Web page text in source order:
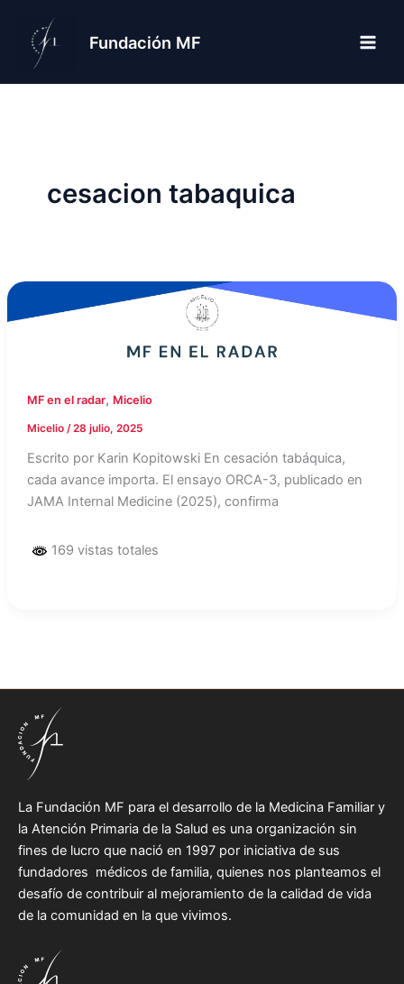
contenido
Fundación MF
cesacion tabaquica
MF en el radar, Micelio
Micelio /28 julio, 2025
Escrito por Karin Kopitowski En cesación tabáquica,
cada avance importa. El ensayo ORCA-3, publicado en
JAMA Internal Medicine (2025), confirma
169 vistas totales
La Fundación MF para el desarrollo de la Medicina Familiar y
la Atención Primaria de la Salud es una organización sin
fines de lucro que nació en 1997 por iniciativa de sus
fundadores médicos de familia, quienes nos planteamos el
desafío de contribuir al mejoramiento de la calidad de vida
de la comunidad en la que vivimos.